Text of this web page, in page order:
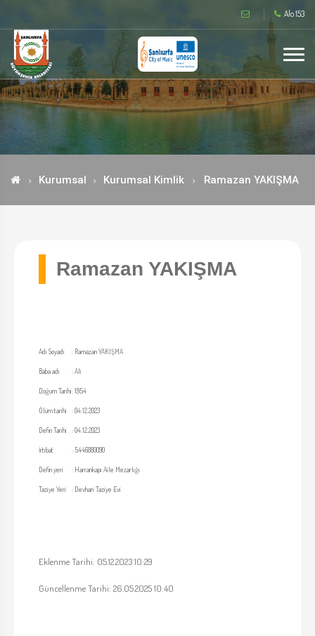
Alo 153
Kurumsal Kurumsal Kimlik Ramazan YAKIŞMA
Ramazan YAKIŞMA
Adı Soyadı : Ramazan YAKIŞMA
Baba adı :Ali
Doğum Tarihi:1954
Ölüm tarihi :04.12.2023
Defin Tarihi :04.12.2023
İrtibat :5446880090
Defin yeri : Harrankapı Aile Mezarlığı
Taziye Yeri : Devhari Taziye Evi
Eklenme Tarihi: 05.12.2023 10:29
Güncellenme Tarihi: 26.05.2025 10:40